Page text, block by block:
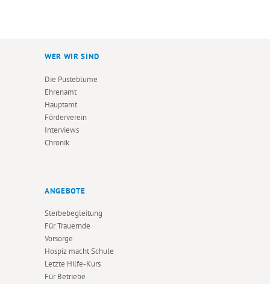
WER WIR SIND
Die Pusteblume
Ehrenamt
Hauptamt
Förderverein
Interviews
Chronik
ANGEBOTE
Sterbebegleitung
Für Trauernde
Vorsorge
Hospiz macht Schule
Letzte Hilfe-Kurs
Für Betriebe